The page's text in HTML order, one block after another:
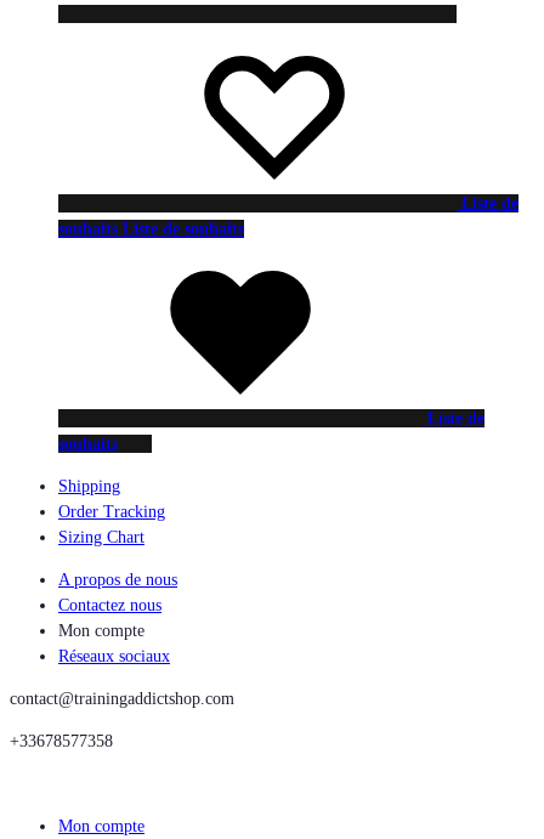
Liste de
souhaits Liste de souhaits
Liste de
souhaits
Shipping
Order Tracking
Sizing Chart
A propos de nous
Contactez nous
Mon compte
Réseaux sociaux
contact@trainingaddictshop.com
+33678577358
Mon compte